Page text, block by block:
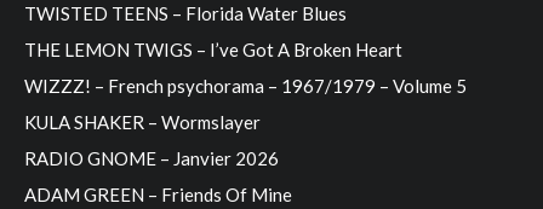
TWISTED TEENS – Florida Water Blues
THE LEMON TWIGS – I’ve Got A Broken Heart
WIZZZ! – French psychorama – 1967/1979 – Volume 5
KULA SHAKER – Wormslayer
RADIO GNOME – Janvier 2026
ADAM GREEN – Friends Of Mine